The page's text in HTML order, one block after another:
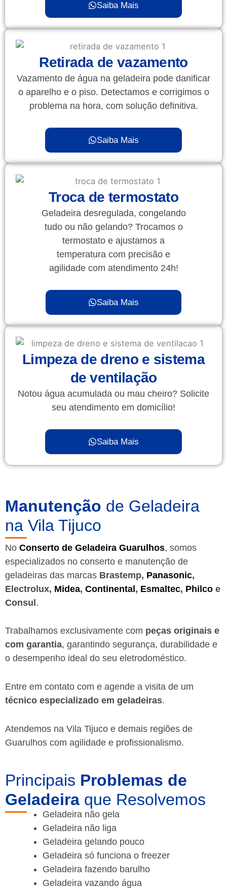
Saiba Mais
Retirada de vazamento
Vazamento de água na geladeira pode danificar
o aparelho e o piso. Detectamos e corrigimos o
problema na hora, com solução definitiva.
Saiba Mais
Troca de termostato
Geladeira desregulada, congelando
tudo ou não gelando? Trocamos o
termostato e ajustamos a
temperatura com precisão e
agilidade com atendimento 24h!
Saiba Mais
Limpeza de dreno e sistema
de ventilação
Notou água acumulada ou mau cheiro? Solicite
seu atendimento em domicílio!
Saiba Mais
Manutenção de Geladeira
na Vila Tijuco
No Conserto de Geladeira Guarulhos, somos
especializados no conserto e manutenção de
geladeiras das marcas Brastemp, Panasonic,
Electrolux, Midea, Continental, Esmaltec, Philco e
Consul.
Trabalhamos exclusivamente com peças originais e
com garantia, garantindo segurança, durabilidade e
o desempenho ideal do seu eletrodoméstico.
Entre em contato com e agende a visita de um
técnico especializado em geladeiras.
Atendemos na Vila Tijuco e demais regiões de
Guarulhos com agilidade e profissionalismo.
Principais Problemas de
Geladeira que Resolvemos
Geladeira não gela
Geladeira não liga
Geladeira gelando pouco
Geladeira só funciona o freezer
Geladeira fazendo barulho
Geladeira vazando água